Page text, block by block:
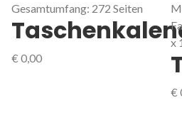
Gesamtumfang: 272 Seiten
€ 0,00
x
€